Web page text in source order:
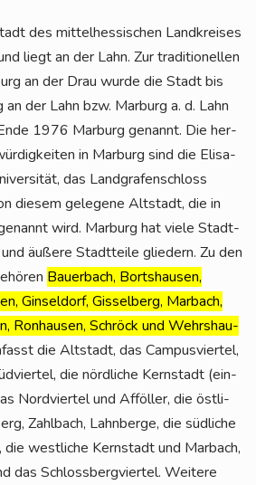
des mit­tel­hes­si­schen Land­krei­ses
liegt an der Lahn. Zur tra­di­tio­nel­len
an der Drau wur­de die Stadt bis
der Lahn bzw. Mar­burg a. d. Lahn
1976 Mar­burg genannt. Die her­
in Mar­burg sind die Eli­sa­
das Land­gra­fen­schloss
die­sem gele­ge­ne Alt­stadt, die in
wird. Mar­burg hat vie­le Stadt­
und äuße­re Stadt­tei­le glie­dern.Zu den
Bau­er­bach, Borts­hau­sen,
Gin­sel­dorf, Gis­sel­berg, Mar­bach,
Ron­hau­sen, Schröck und Wehrs­hau­
die Alt­stadt, das Cam­pus­vier­tel,
die nörd­li­che Kern­stadt (ein­
Nord­vier­tel und Aff­öl­ler, die öst­li­
Zahl­bach, Lahn­ber­ge, die süd­li­che
west­li­che Kern­stadt und Mar­bach,
das Schloss­berg­vier­tel.Wei­te­re